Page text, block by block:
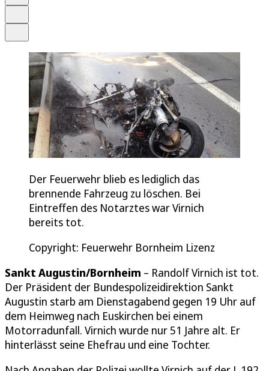
Der Feuerwehr blieb es lediglich das
brennende Fahrzeug zu löschen. Bei
Eintreffen des Notarztes war Virnich
bereits tot.
Copyright: Feuerwehr Bornheim Lizenz
Sankt Augustin/Bornheim – Randolf Virnich ist tot.
Der Präsident der Bundespolizeidirektion Sankt
Augustin starb am Dienstagabend gegen 19 Uhr auf
dem Heimweg nach Euskirchen bei einem
Motorradunfall. Virnich wurde nur 51 Jahre alt. Er
hinterlässt seine Ehefrau und eine Tochter.